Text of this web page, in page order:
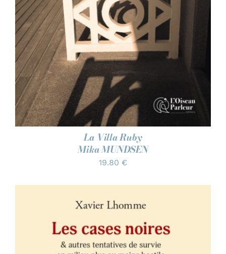
La Villa Ruby
Mika MUNDSEN
19.80 €